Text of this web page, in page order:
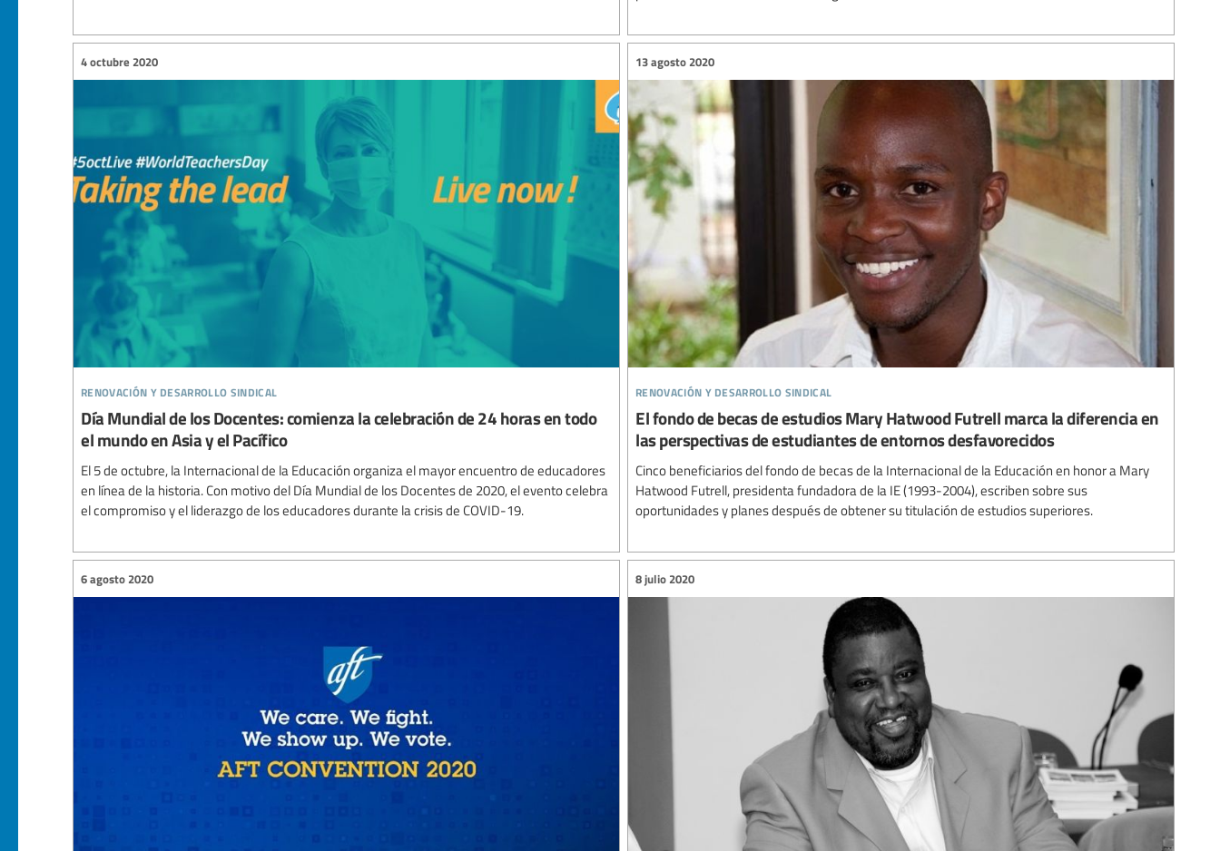
renovación y desarrollo sindical
4 octubre 2020
Día Mundial de los Docentes: comienza la celebración de 24 horas en todo
el mundo en Asia y el Pacífico
El 5 de octubre, la Internacional de la Educación organiza el mayor encuentro de educadores
en línea de la historia. Con motivo del Día Mundial de los Docentes de 2020, el evento celebra
el compromiso y el liderazgo de los educadores durante la crisis de COVID-19.
renovación y desarrollo sindical
13 agosto 2020
El fondo de becas de estudios Mary Hatwood Futrell marca la diferencia en
las perspectivas de estudiantes de entornos desfavorecidos
Cinco beneficiarios del fondo de becas de la Internacional de la Educación en honor a Mary
Hatwood Futrell, presidenta fundadora de la IE (1993-2004), escriben sobre sus
oportunidades y planes después de obtener su titulación de estudios superiores.
6 agosto 2020 8 julio 2020